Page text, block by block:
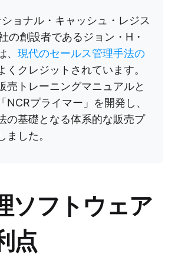
ョナル・キャッシュ・レジス
の創設者であるジョン・H・
現代のセールス管理手法の
くクレジットされています。
売トレーニングマニュアルと
NCRプライマー」を開発し、
の基礎となる体系的な販売プ
ました。
ソフトウェア
点